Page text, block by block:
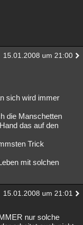
15.01.2008 um 21:00
sich wird immer
die Manschetten
das auf den
Trick
mit solchen
15.01.2008 um 21:01
nur solche